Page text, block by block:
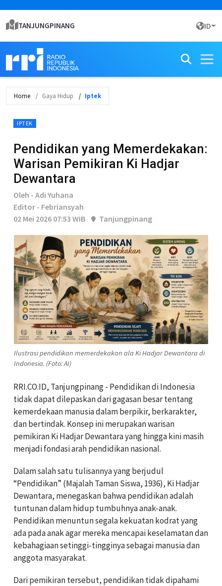
TANJUNGPINANG ID
Home Gaya Hidup Iptek
IPTEK
Pendidikan yang Memerdekakan:
Warisan Pemikiran Ki Hadjar
Dewantara
Oleh - Adi Yuhana
Editor - Febriansyah
02 Mei 2026 07:53 WIB
Tanjungpinang
Ilustrasi pendidikan memerdekakan ala Ki Hadjar Dewantara di
Indonesia. (Foto: AI)
RRI.CO.ID, Tanjungpinang - Pendidikan di Indonesia
tidak dapat dilepaskan dari gagasan besar tentang
kemerdekaan manusia dalam berpikir, berkarakter,
dan bertindak. Konsep ini merupakan warisan
pemikiran Ki Hadjar Dewantara yang hingga kini masih
menjadi fondasi arah pendidikan nasional.
Dalam salah satu tulisannya yang berjudul
“Pendidikan” (Majalah Taman Siswa, 1936), Ki Hadjar
Dewantara, menegaskan bahwa pendidikan adalah
tuntunan dalam hidup tumbuhnya anak-anak.
Pendidikan menuntun segala kekuatan kodrat yang
ada pada anak agar mereka mencapai keselamatan dan
kebahagiaan setinggi-tingginya sebagai manusia dan
anggota masyarakat.
Dari pemikiran tersebut, pendidikan tidak dipahami